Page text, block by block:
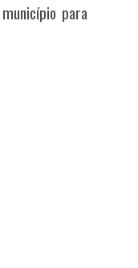
para